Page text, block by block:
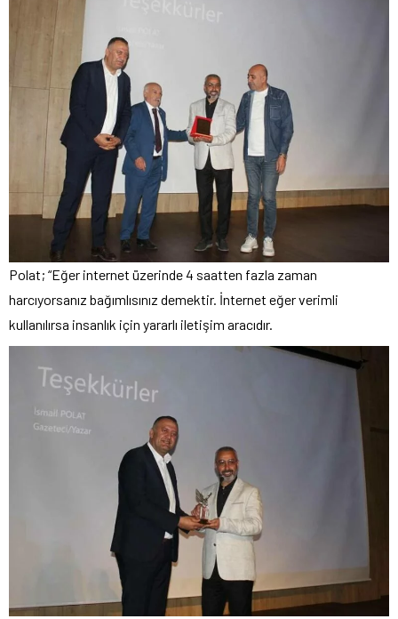
Polat; “Eğer internet üzerinde 4 saatten fazla zaman
harcıyorsanız bağımlısınız demektir. İnternet eğer verimli
kullanılırsa insanlık için yararlı iletişim aracıdır.